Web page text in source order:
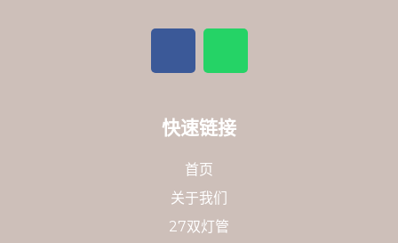
a
e
o
o
h
t
a
p
快速链接
首页
关于我们
27双灯管